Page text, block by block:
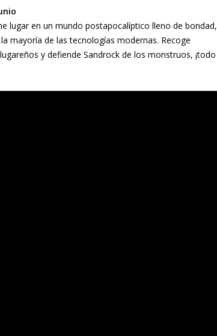
lugar en un mundo postapocalíptico lleno de bondad,
mayoría de las tecnologías modernas. Recoge
y defiende Sandrock de los monstruos, ¡todo